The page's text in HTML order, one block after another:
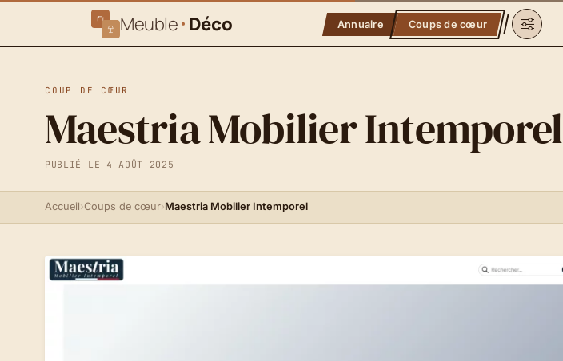
Meuble Déco Annuaire Coups de cœur
COUP DE CŒUR
Maestria Mobilier Intemporel
PUBLIÉ LE 4 AOÛT 2025
Accueil›Coups de cœur›Maestria Mobilier Intemporel